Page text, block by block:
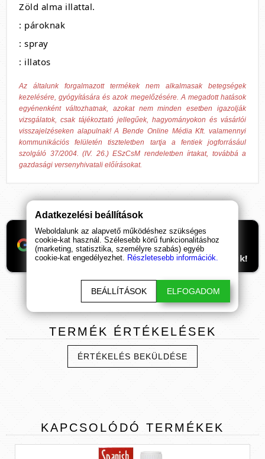
Zöld alma illattal.
: pároknak
: spray
: illatos
Az általunk forgalmazott termékek nem alkalmasak betegségek
kezelésére, gyógyítására és azok megelőzésére. A megadott hatások
egyénenként változhatnak, azokat nem minden esetben igazolják
vizsgálatok, csak tájékoztató jellegűek, hagyományokon és vásárlói
visszajelzéseken alapulnak! A Bende Online Média Kft. valamennyi
kommunikációs felületén tiszteletben tartja a fentiek jogforrásául
szolgáló 37/2004. (IV. 26.) ESzCsM rendeletben írtakat, továbbá a
gazdasági versenyhivatali előírásokat.
Ha támogatnád a munkánkat, itt tudod
beállítani, hogy előre kerüljenek
ismeretterjesztő cikkeink. Hálásan köszönjük!
TERMÉK ÉRTÉKELÉSEK
ÉRTÉKELÉS BEKÜLDÉSE
KAPCSOLÓDÓ TERMÉKEK
Adatkezelési beállítások
Weboldalunk az alapvető működéshez szükséges
cookie-kat használ. Szélesebb körű funkcionalitáshoz
(marketing, statisztika, személyre szabás) egyéb
cookie-kat engedélyezhet. Részletesebb információk.
BEÁLLÍTÁSOK ELFOGADOM